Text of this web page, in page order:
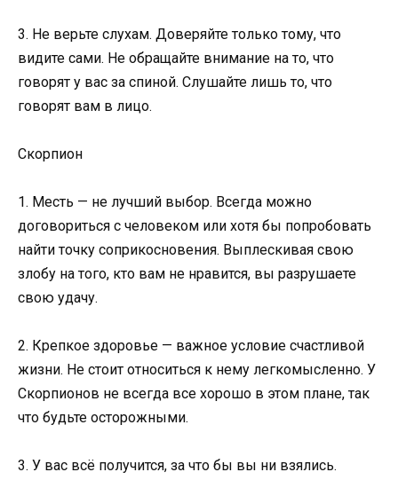
3. Не верьте слухам. Доверяйте только тому, что
видите сами. Не обращайте внимание на то, что
говорят у вас за спиной. Слушайте лишь то, что
говорят вам в лицо.
Скорпион
1. Месть — не лучший выбор. Всегда можно
договориться с человеком или хотя бы попробовать
найти точку соприкосновения. Выплескивая свою
злобу на того, кто вам не нравится, вы разрушаете
свою удачу.
2. Крепкое здоровье — важное условие счастливой
жизни. Не стоит относиться к нему легкомысленно. У
Скорпионов не всегда все хорошо в этом плане, так
что будьте осторожными.
3. У вас всё получится, за что бы вы ни взялись.